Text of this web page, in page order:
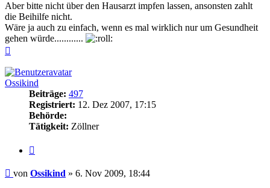
Aber bitte nicht über den Hausarzt impfen lassen, ansonsten zahlt
die Beihilfe nicht.
Wäre ja auch zu einfach, wenn es mal wirklich nur um Gesundheit
gehen würde............
Ossikind
Beiträge: 497
Registriert: 12. Dez 2007, 17:15
Behörde:
Tätigkeit: Zöllner
Beitrag
von Ossikind » 6. Nov 2009, 18:44